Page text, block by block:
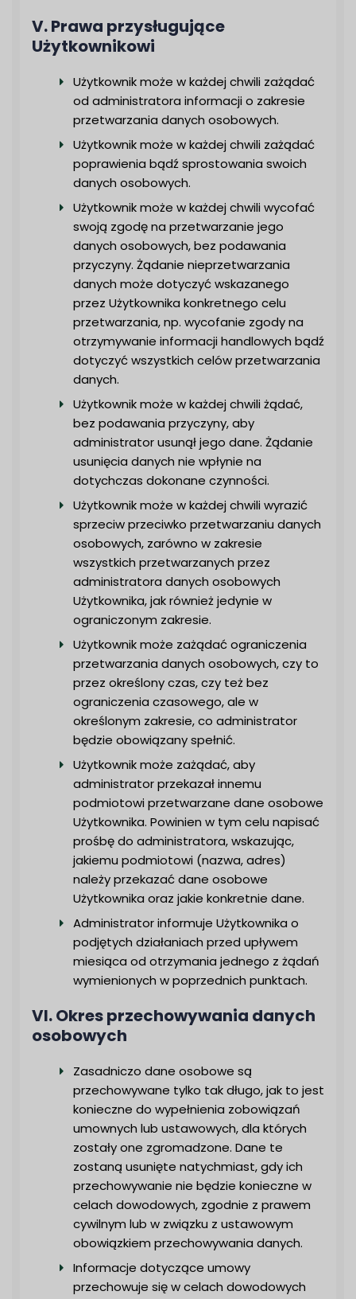
V. Prawa przysługujące
Użytkownikowi
Użytkownik może w każdej chwili zażądać
od administratora informacji o zakresie
przetwarzania danych osobowych.
Użytkownik może w każdej chwili zażądać
poprawienia bądź sprostowania swoich
danych osobowych.
Użytkownik może w każdej chwili wycofać
swoją zgodę na przetwarzanie jego
danych osobowych, bez podawania
przyczyny. Żądanie nieprzetwarzania
danych może dotyczyć wskazanego
przez Użytkownika konkretnego celu
przetwarzania, np. wycofanie zgody na
otrzymywanie informacji handlowych bądź
dotyczyć wszystkich celów przetwarzania
danych.
Użytkownik może w każdej chwili żądać,
bez podawania przyczyny, aby
administrator usunął jego dane. Żądanie
usunięcia danych nie wpłynie na
dotychczas dokonane czynności.
Użytkownik może w każdej chwili wyrazić
sprzeciw przeciwko przetwarzaniu danych
osobowych, zarówno w zakresie
wszystkich przetwarzanych przez
administratora danych osobowych
Użytkownika, jak również jedynie w
ograniczonym zakresie.
Użytkownik może zażądać ograniczenia
przetwarzania danych osobowych, czy to
przez określony czas, czy też bez
ograniczenia czasowego, ale w
określonym zakresie, co administrator
będzie obowiązany spełnić.
Użytkownik może zażądać, aby
administrator przekazał innemu
podmiotowi przetwarzane dane osobowe
Użytkownika. Powinien w tym celu napisać
prośbę do administratora, wskazując,
jakiemu podmiotowi (nazwa, adres)
należy przekazać dane osobowe
Użytkownika oraz jakie konkretnie dane.
Administrator informuje Użytkownika o
podjętych działaniach przed upływem
miesiąca od otrzymania jednego z żądań
wymienionych w poprzednich punktach.
VI. Okres przechowywania danych
osobowych
Zasadniczo dane osobowe są
przechowywane tylko tak długo, jak to jest
konieczne do wypełnienia zobowiązań
umownych lub ustawowych, dla których
zostały one zgromadzone. Dane te
zostaną usunięte natychmiast, gdy ich
przechowywanie nie będzie konieczne w
celach dowodowych, zgodnie z prawem
cywilnym lub w związku z ustawowym
obowiązkiem przechowywania danych.
Informacje dotyczące umowy
przechowuje się w celach dowodowych